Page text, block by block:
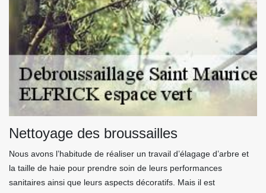
Nettoyage des broussailles
Nous avons l’habitude de réaliser un travail d’élagage d’arbre et
la taille de haie pour prendre soin de leurs performances
sanitaires ainsi que leurs aspects décoratifs. Mais il est